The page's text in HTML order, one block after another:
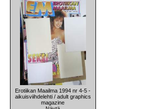
Erotiikan Maailma 1994 nr 4-5 -
aikuisviihdelehti / adult graphics
magazine